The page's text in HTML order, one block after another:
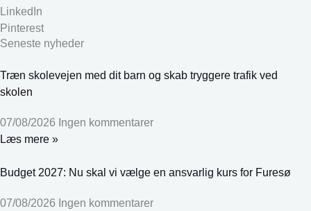
LinkedIn
Pinterest
Seneste nyheder
Træn skolevejen med dit barn og skab tryggere trafik ved
skolen
07/08/2026 Ingen kommentarer
Læs mere »
Budget 2027: Nu skal vi vælge en ansvarlig kurs for Furesø
07/08/2026 Ingen kommentarer